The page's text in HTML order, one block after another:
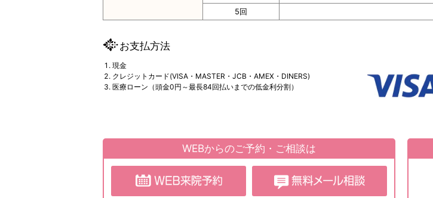
5回
お支払方法
現金
クレジットカード(VISA・MASTER・JCB・AMEX・DINERS)
医療ローン（頭金0円～最長84回払いまでの低金利分割）
WEBからのご予約・ご相談は